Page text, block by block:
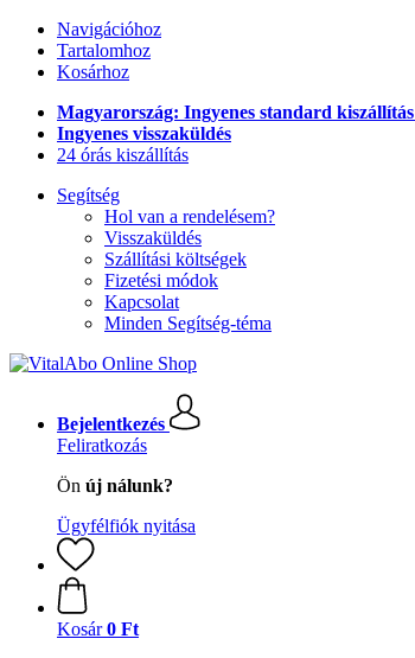
Navigációhoz
Tartalomhoz
Kosárhoz
Magyarország: Ingyenes standard kiszállítás
Ingyenes visszaküldés
24 órás kiszállítás
Segítség
Hol van a rendelésem?
Visszaküldés
Szállítási költségek
Fizetési módok
Kapcsolat
Minden Segítség-téma
Bejelentkezés
Feliratkozás
Ön új nálunk?
Ügyfélfiók nyitása
Kosár 0 Ft